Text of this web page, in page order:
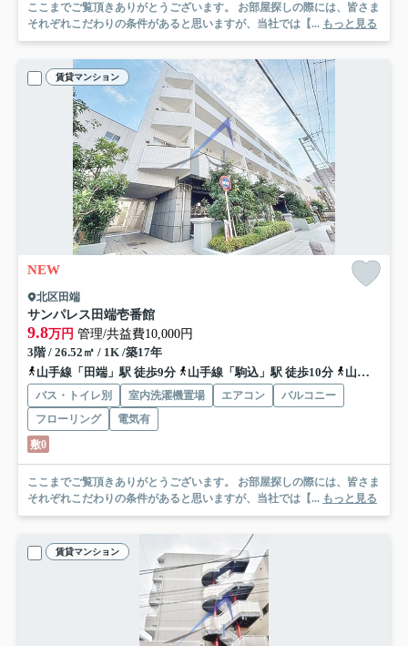
ここまでご覧頂きありがとうございます。 お部屋探しの際には、皆さま
それぞれこだわりの条件があると思いますが、当社では【... もっと見る
賃貸マンション
NEW
北区田端
サンパレス田端壱番館
9.8万円 管理/共益費10,000円
3階 / 26.52㎡ / 1K /築17年
山手線「田端」駅 徒歩9分
山手線「駒込」駅 徒歩10分 山手線「西日暮里」駅 徒歩17分
バス・トイレ別 室内洗濯機置場 エアコン
バルコニー
フローリング
電気有
敷0
ここまでご覧頂きありがとうございます。 お部屋探しの際には、皆さま
それぞれこだわりの条件があると思いますが、当社では【... もっと見る
賃貸マンション